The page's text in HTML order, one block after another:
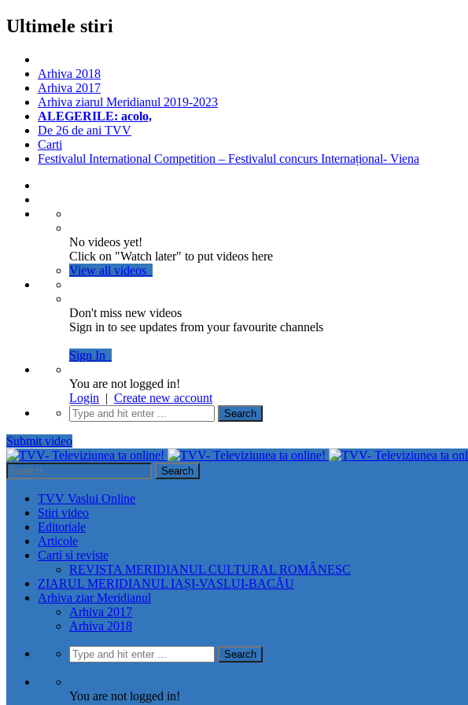
Ultimele stiri
Arhiva 2018
Arhiva 2017
Arhiva ziarul Meridianul 2019-2023
ALEGERILE: acolo,
De 26 de ani TVV
Carti
Festivalul International Competition – Festivalul concurs Internațional- Viena
No videos yet!
Click on "Watch later" to put videos here
View all videos
Don't miss new videos
Sign in to see updates from your favourite channels
Sign In
You are not logged in!
Login | Create new account
Submit video
TVV Vaslui Online
Stiri video
Editoriale
Articole
Carti si reviste
REVISTA MERIDIANUL CULTURAL ROMÂNESC
ZIARUL MERIDIANUL IAȘI-VASLUI-BACĂU
Arhiva ziar Meridianul
Arhiva 2017
Arhiva 2018
You are not logged in!